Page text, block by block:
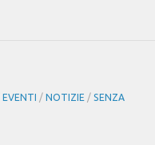
EVENTI / NOTIZIE / SENZA